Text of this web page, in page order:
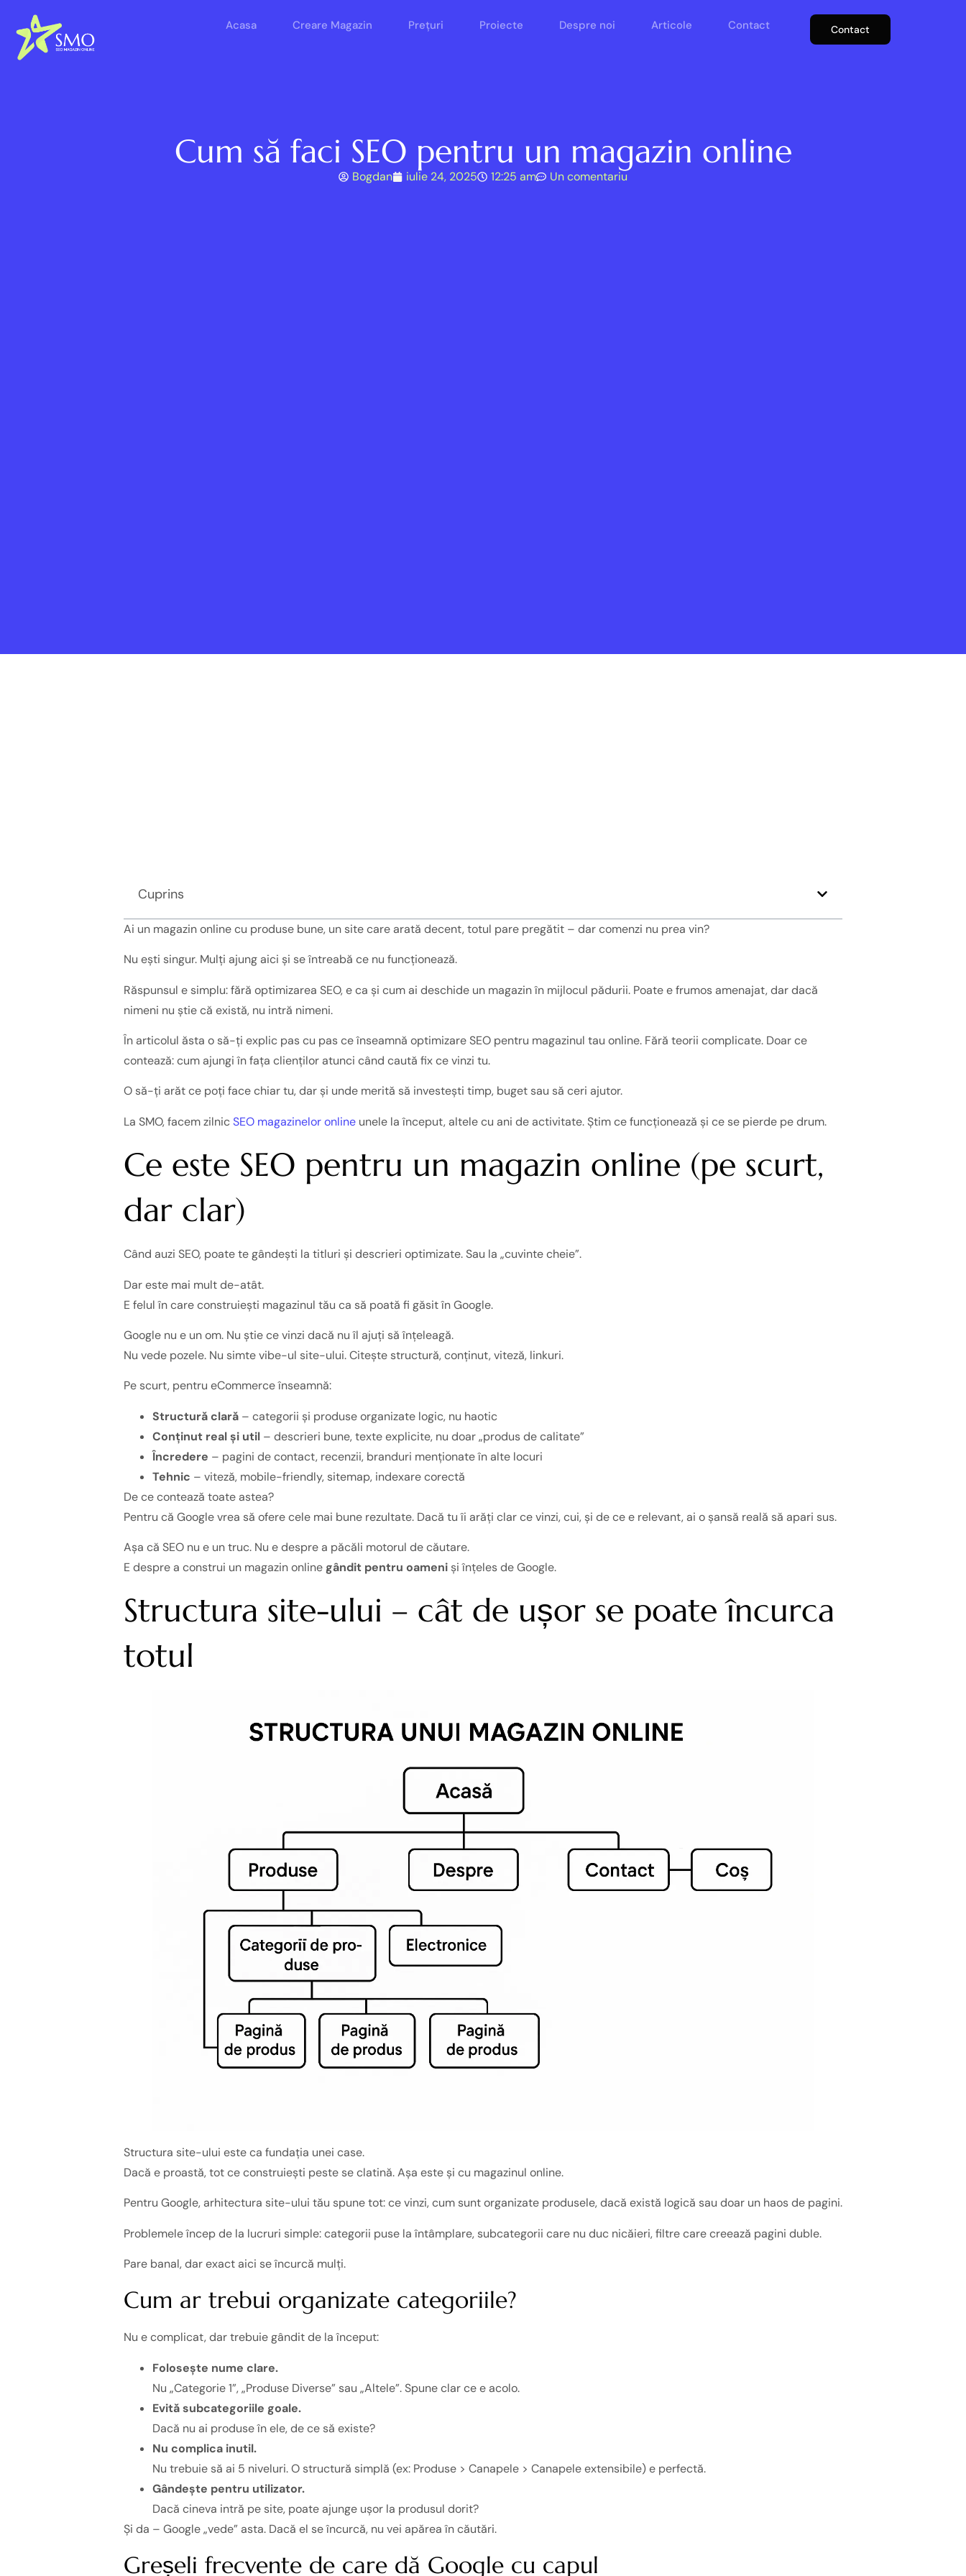
Acasa Creare Magazin Prețuri Proiecte Despre noi Articole Contact Contact
Cum să faci SEO pentru un magazin online
Bogdan iulie 24, 2025 12:25 am Un comentariu
Cuprins
Ai un magazin online cu produse bune, un site care arată decent, totul pare pregătit – dar comenzi nu prea vin?
Nu ești singur. Mulți ajung aici și se întreabă ce nu funcționează.
Răspunsul e simplu: fără optimizarea SEO, e ca și cum ai deschide un magazin în mijlocul pădurii. Poate e frumos amenajat, dar dacă
nimeni nu știe că există, nu intră nimeni.
În articolul ăsta o să-ți explic pas cu pas ce înseamnă optimizare SEO pentru magazinul tau online. Fără teorii complicate. Doar ce
contează: cum ajungi în fața clienților atunci când caută fix ce vinzi tu.
O să-ți arăt ce poți face chiar tu, dar și unde merită să investești timp, buget sau să ceri ajutor.
La SMO, facem zilnicSEO magazinelor online unele la început, altele cu ani de activitate. Știm ce funcționează și ce se pierde pe drum.
Ce este SEO pentru un magazin online (pe scurt,
dar clar)
Când auzi SEO, poate te gândești la titluri și descrieri optimizate. Sau la „cuvinte cheie”.
Dar este mai mult de-atât.
E felul în care construiești magazinul tău ca să poată fi găsit în Google.
Google nu e un om. Nu știe ce vinzi dacă nu îl ajuți să înțeleagă.
Nu vede pozele. Nu simte vibe-ul site-ului. Citește structură, conținut, viteză, linkuri.
Pe scurt, pentru eCommerce înseamnă:
Structură clară – categorii și produse organizate logic, nu haotic
Conținut real și util – descrieri bune, texte explicite, nu doar „produs de calitate”
Încredere – pagini de contact, recenzii, branduri menționate în alte locuri
Tehnic – viteză, mobile-friendly, sitemap, indexare corectă
De ce contează toate astea?
Pentru că Google vrea să ofere cele mai bune rezultate. Dacă tu îi arăți clar ce vinzi, cui, și de ce e relevant, ai o șansă reală să apari sus.
Așa că SEO nu e un truc. Nu e despre a păcăli motorul de căutare.
E despre a construi un magazin online gândit pentru oameni și înțeles de Google.
Structura site-ului – cât de ușor se poate încurca
totul
Structura site-ului este ca fundația unei case.
Dacă e proastă, tot ce construiești peste se clatină. Așa este și cu magazinul online.
Pentru Google, arhitectura site-ului tău spune tot: ce vinzi, cum sunt organizate produsele, dacă există logică sau doar un haos de pagini.
Problemele încep de la lucruri simple: categorii puse la întâmplare, subcategorii care nu duc nicăieri, filtre care creează pagini duble.
Pare banal, dar exact aici se încurcă mulți.
Cum ar trebui organizate categoriile?
Nu e complicat, dar trebuie gândit de la început:
Folosește nume clare.
Nu „Categorie 1”, „Produse Diverse” sau „Altele”. Spune clar ce e acolo.
Evită subcategoriile goale.
Dacă nu ai produse în ele, de ce să existe?
Nu complica inutil.
Nu trebuie să ai 5 niveluri. O structură simplă (ex: Produse > Canapele > Canapele extensibile) e perfectă.
Gândește pentru utilizator.
Dacă cineva intră pe site, poate ajunge ușor la produsul dorit?
Și da – Google „vede” asta. Dacă el se încurcă, nu vei apărea în căutări.
Greșeli frecvente de care dă Google cu capul